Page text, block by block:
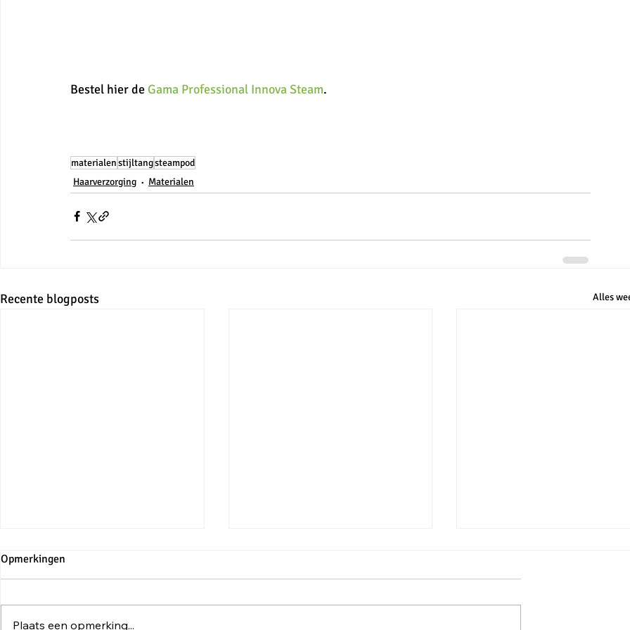
Bestel hier de Gama Professional Innova Steam.
materialenstijltangsteampod
Haarverzorging
Materialen
Recente blogposts Alles
Opmerkingen
Plaats een opmerking...